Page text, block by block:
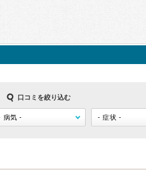
口コミを絞り込む